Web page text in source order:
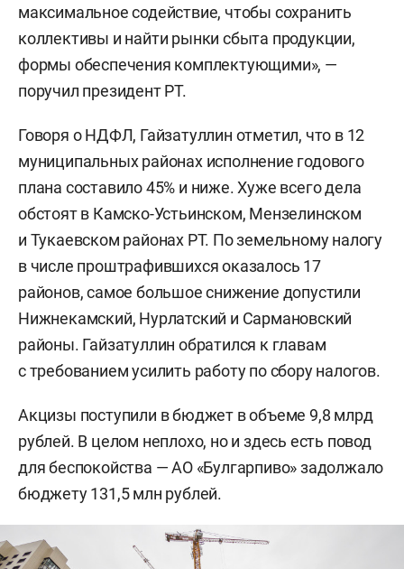
максимальное содействие, чтобы сохранить
коллективы и найти рынки сбыта продукции,
формы обеспечения комплектующими», —
поручил президент РТ.
Говоря о НДФЛ, Гайзатуллин отметил, что в 12
муниципальных районах исполнение годового
плана составило 45% и ниже. Хуже всего дела
обстоят в Камско-Устьинском, Мензелинском
и Тукаевском районах РТ. По земельному налогу
в числе проштрафившихся оказалось 17
районов, самое большое снижение допустили
Нижнекамский, Нурлатский и Сармановский
районы. Гайзатуллин обратился к главам
с требованием усилить работу по сбору налогов.
Акцизы поступили в бюджет в объеме 9,8 млрд
рублей. В целом неплохо, но и здесь есть повод
для беспокойства — АО «Булгарпиво» задолжало
бюджету 131,5 млн рублей.